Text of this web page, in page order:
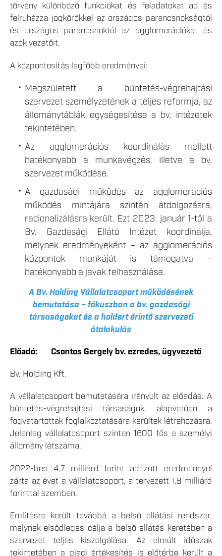
törvény különböző funkciókat és feladatokat ad és
felruházza jogkörökkel az országos parancsnokságtól
és országos parancsnoktól az agglomerációkat és
azok vezetőit.
A központosítás legfőbb eredményei:
Megszületett a büntetés-végrehajtási
szervezet személyzetének a teljes reformja, az
állománytáblák egységesítése a bv. intézetek
tekintetében.
Az agglomerációs koordinálás mellett
hatékonyabb a munkavégzés, illetve a bv.
szervezet működése.
A gazdasági működés az agglomerációs
működés mintájára szintén átdolgozásra,
racionalizálásra került. Ezt 2023. január 1-től a
Bv. Gazdasági Ellátó Intézet koordinálja,
melynek eredményeként – az agglomerációs
központok munkáját is támogatva –
hatékonyabb a javak felhasználása.
A Bv. Holding Vállalatcsoport működésének
bemutatása – fókuszban a bv. gazdasági
társaságokat és a holdert érintő szervezeti
átalakulás
Előadó: Csontos Gergely bv. ezredes, ügyvezető
Bv. Holding Kft.
A vállalatcsoport bemutatására irányult az előadás. A
büntetés-végrehajtási társaságok, alapvetően a
fogvatartottak foglalkoztatására kerültek létrehozásra.
Jelenleg vállalatcsoport szinten 1600 fős a személyi
állomány létszáma.
2022-ben 4,7 milliárd forint adózott eredménnyel
zárta az évet a vállalatcsoport, a tervezett 1,8 milliárd
forinttal szemben.
Említésre került továbbá a belső ellátási rendszer,
melynek elsődleges célja a belső ellátás keretében a
szervezet teljes kiszolgálása. Az elmúlt időszak
tekintetében a piaci értékesítés is előtérbe került a